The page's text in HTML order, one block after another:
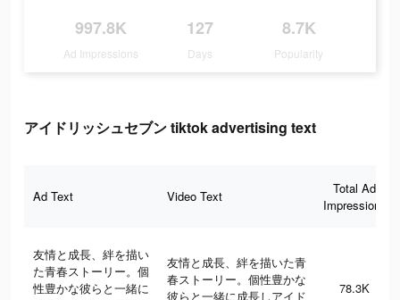
997.8K
Ad Impressions
127
Days
8.7K
Popularity
アイドリッシュセブン tiktok advertising text
Ad Text Video Text
Total Ad
Impressions
友情と成長、絆を描い
た青春ストーリー。個
性豊かな彼らと一緒に
友情と成長、絆を描いた青
春ストーリー。個性豊かな
彼らと一緒に成長しアイド
78.3K